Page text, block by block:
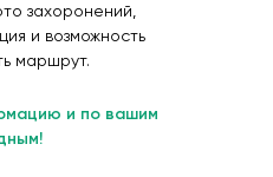
захоронений,
и возможность
маршрут.
и по вашим